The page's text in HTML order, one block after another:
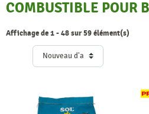
COMBUSTIBLE POUR
Affichage de 1 - 48 sur 59 élément(s)